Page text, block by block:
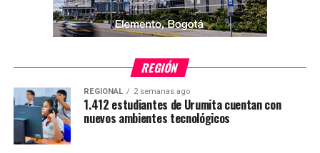
REGIÓN
REGIONAL 2 semanas ago
1.412 estudiantes de Urumita cuentan con
nuevos ambientes tecnológicos